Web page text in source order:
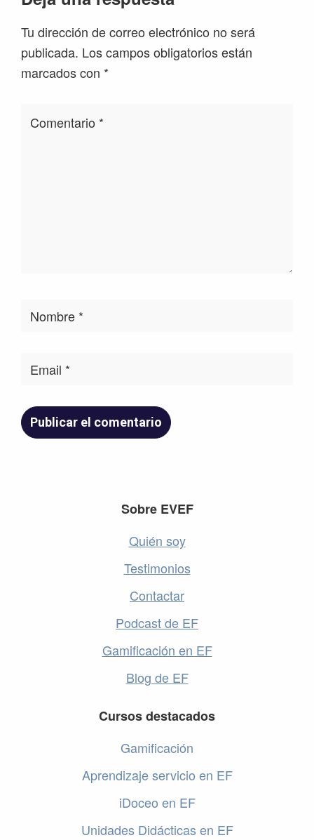
los
lectores
Tu dirección de correo electrónico no será
publicada. Los campos obligatorios están
marcados con *
Sobre EVEF
Quién soy
Testimonios
Contactar
Podcast de EF
Gamificación en EF
Blog de EF
Cursos destacados
Gamificación
Aprendizaje servicio en EF
iDoceo en EF
Unidades Didácticas en EF